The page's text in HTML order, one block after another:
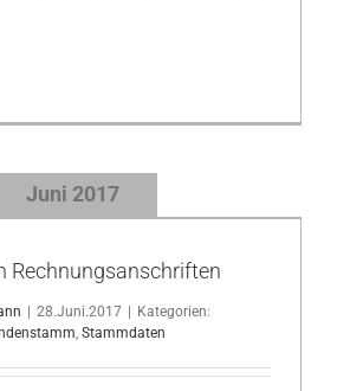
Juni 2017
Rechnungsanschriften
28.Juni.2017
Kategorien:
, Stammdaten